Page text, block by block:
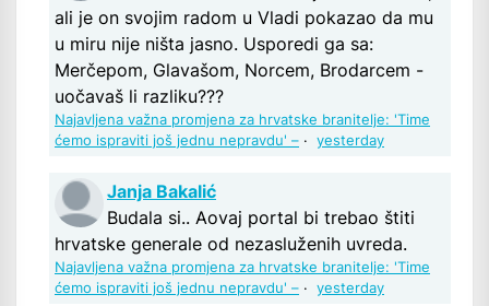
ali je on svojim radom u Vladi pokazao da mu
u miru nije ništa jasno. Usporedi ga sa:
Merčepom, Glavašom, Norcem, Brodarcem -
uočavaš li razliku???
Najavljena važna promjena za hrvatske branitelje: 'Time
ćemo ispraviti još jednu nepravdu' – · yesterday
Janja Bakalić
Budala si.. Aovaj portal bi trebao štiti
hrvatske generale od nezasluženih uvreda.
Najavljena važna promjena za hrvatske branitelje: 'Time
ćemo ispraviti još jednu nepravdu' – · yesterday